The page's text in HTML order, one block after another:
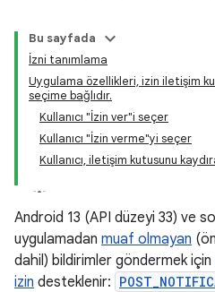
Bu sayfada
İzni tanımlama
Uygulama özellikleri, izin iletişim
seçime bağlıdır.
Kullanıcı "İzin ver"i seçer
Kullanıcı "İzin verme"yi seçer
Kullanıcı, iletişim kutusunu
Android 13 (API düzeyi 33) ve
uygulamadan muaf olmayan
dahil) bildirimler göndermek için
izin desteklenir: